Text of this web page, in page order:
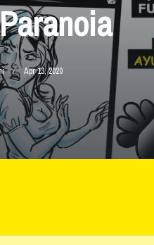
Apr 13, 2020